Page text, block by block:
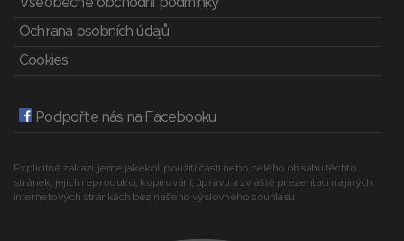
Všeobecné obchodní podmínky
Ochrana osobních údajů
Cookies
Podpořte nás na Facebooku
Explicitně zakazujeme jakékoli použití části nebo celého obsahu těchto
stránek, jejich reprodukci, kopírování, úpravu a zvláště prezentaci na jiných
internetových stránkách bez našeho výslovného souhlasu.